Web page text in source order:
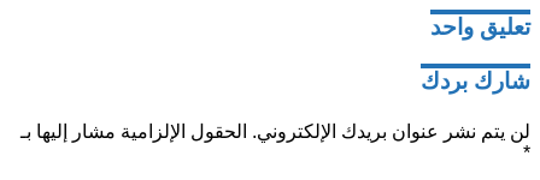
تعليق واحد
شارك بردك
لن يتم نشر عنوان بريدك الإلكتروني. الحقول الإلزامية مشار إليها بـ
*